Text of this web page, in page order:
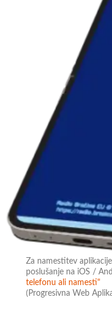
Za namestitev
poslušanje na iOS /
telefonu ali namesti"
(Progresivna Web